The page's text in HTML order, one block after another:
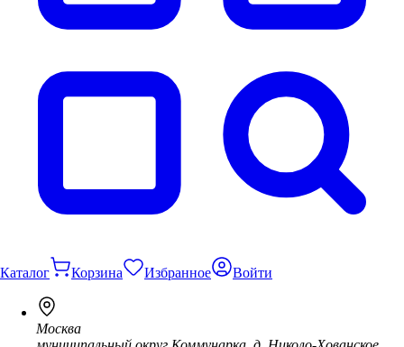
Каталог Корзина Избранное Войти
Москва